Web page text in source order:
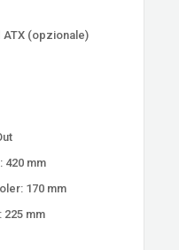
ATX (opzionale)
420 mm
170 mm
225 mm